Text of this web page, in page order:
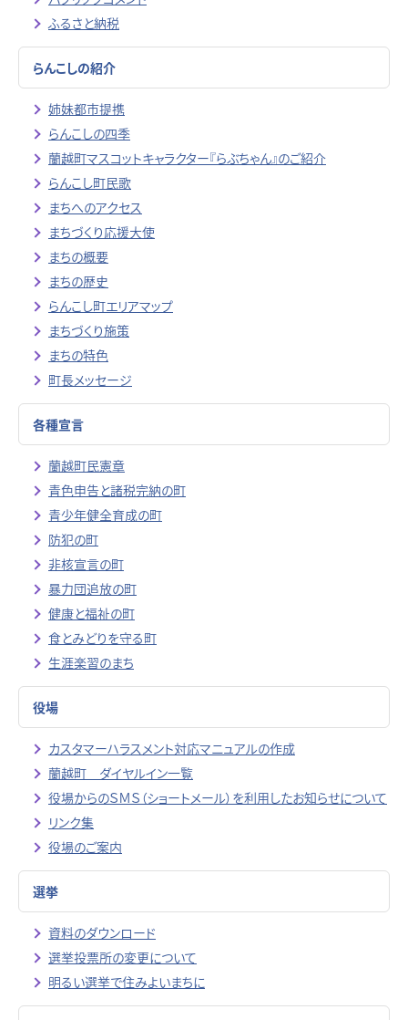
ふるさと納税
らんこしの紹介
姉妹都市提携
らんこしの四季
蘭越町マスコットキャラクター『らぶちゃん』のご紹介
らんこし町民歌
まちへのアクセス
まちづくり応援大使
まちの概要
まちの歴史
らんこし町エリアマップ
まちづくり施策
まちの特色
町長メッセージ
各種宣言
蘭越町民憲章
青色申告と諸税完納の町
青少年健全育成の町
防犯の町
非核宣言の町
暴力団追放の町
健康と福祉の町
食とみどりを守る町
生涯楽習のまち
役場
カスタマーハラスメント対応マニュアルの作成
蘭越町 ダイヤルイン一覧
役場からのＳＭＳ（ショートメール）を利用したお知らせについて
リンク集
役場のご案内
選挙
資料のダウンロード
選挙投票所の変更について
明るい選挙で住みよいまちに